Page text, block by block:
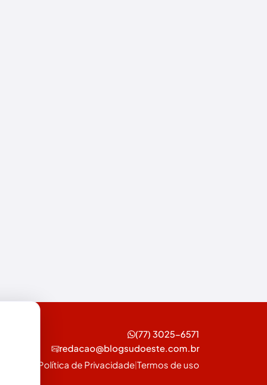
Ibitiara
(77) 3025-6571
redacao@blogsudoeste.com.br
Política de Privacidade| Termos de uso